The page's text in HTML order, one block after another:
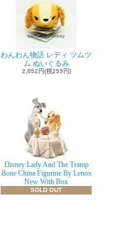
わんわん物語 レディ ツムツ
ム ぬいぐるみ
2,852円(税259円)
Disney Lady And The Tramp
Bone China Figurine By Lenox
New With Box
SOLD OUT